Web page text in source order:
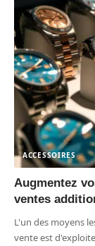
ACCESSOIRES
Augmentez
ventes
L'un des moyens
vente est